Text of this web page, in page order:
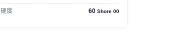
硬度 60 Shore 00